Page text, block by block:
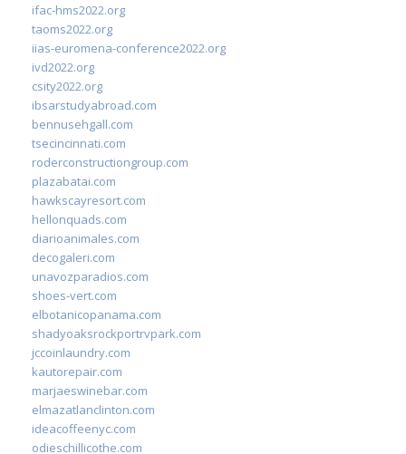
ifac-hms2022.org
taoms2022.org
iias-euromena-conference2022.org
ivd2022.org
csity2022.org
ibsarstudyabroad.com
bennusehgall.com
tsecincinnati.com
roderconstructiongroup.com
plazabatai.com
hawkscayresort.com
hellonquads.com
diarioanimales.com
decogaleri.com
unavozparadios.com
shoes-vert.com
elbotanicopanama.com
shadyoaksrockportrvpark.com
jccoinlaundry.com
kautorepair.com
marjaeswinebar.com
elmazatlanclinton.com
ideacoffeenyc.com
odieschillicothe.com